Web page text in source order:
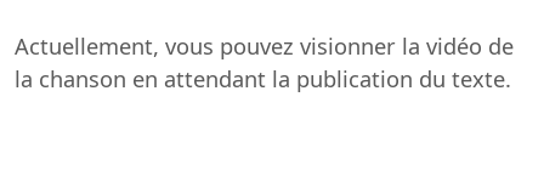
Actuellement, vous pouvez visionner la vidéo de
la chanson en attendant la publication du texte.